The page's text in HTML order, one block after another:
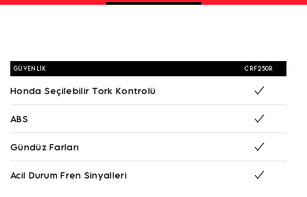
GÜVENLIK CRF250R
Honda Seçilebilir Tork Kontrolü
ABS
Gündüz Farları
Acil Durum Fren Sinyalleri